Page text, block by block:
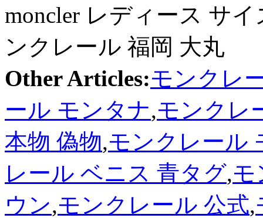
moncler レディース サ
ンクレール 福岡 大丸
Other Articles:モンクレ
ール モンタナ,モンクレ
本物 偽物,モンクレール
レール ベニス 青タグ,モ
ウン,モンクレール 公式,